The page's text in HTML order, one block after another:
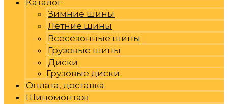
Каталог
Зимние шины
Летние шины
Всесезонные шины
Грузовые шины
Диски
Грузовые диски
Оплата, доставка
Шиномонтаж